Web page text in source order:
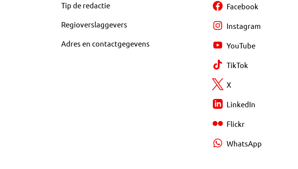
Tip de redactie
Regioverslaggevers
Adres en contactgegevens
Facebook
Instagram
YouTube
TikTok
X
LinkedIn
Flickr
WhatsApp